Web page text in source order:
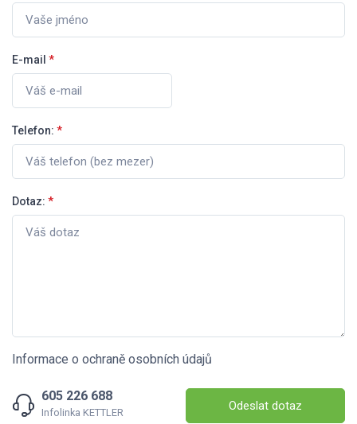
E-mail *
Telefon: *
Dotaz: *
Informace o ochraně osobních údajů
605 226 688
Infolinka KETTLER Odeslat dotaz